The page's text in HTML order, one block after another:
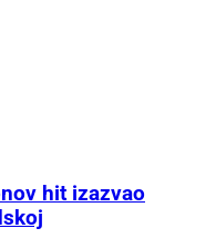
hit izazvao